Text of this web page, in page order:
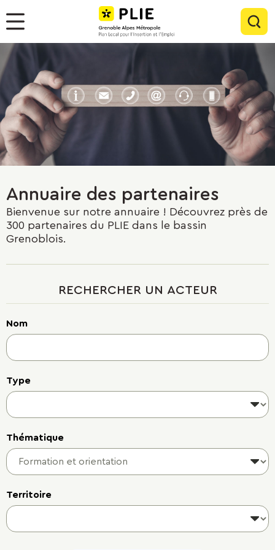
Panneau de gestion des cookies
Menu
Annuaire des partenaires
Bienvenue sur notre annuaire ! Découvrez près de
300 partenaires du PLIE dans le bassin
Grenoblois.
RECHERCHER UN ACTEUR
Nom
Type
Thématique
Territoire